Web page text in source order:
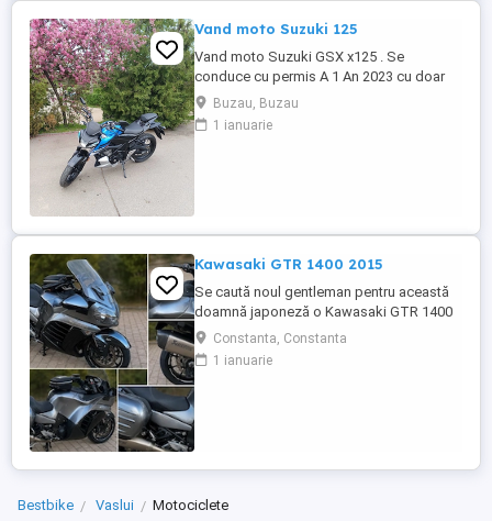
Vand moto Suzuki 125
Vand moto Suzuki GSX x125 . Se
conduce cu permis A 1 An 2023 cu doar
5000km Stare impecabila , fara cazaturi
ITP valabil pana in noiembrie 2027 Revizii
si schimb de ulei in service autorizat
Buzau, Buzau
1 ianuarie
Kawasaki GTR 1400 2015
Se caută noul gentleman pentru această
doamnă japoneză o Kawasaki GTR 1400
care încă întoarce priviri și iubește
kilometrii. A fost răsfățată, întreținută la
timp și tratată cu respect. O dau doar
Constanta, Constanta
1 ianuarie
Bestbike Vaslui Motociclete